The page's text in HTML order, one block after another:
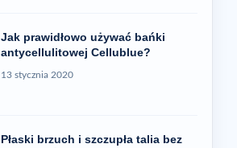
Jak prawidłowo używać bańki
antycellulitowej Cellublue?
13 stycznia 2020
Płaski brzuch i szczupła talia bez